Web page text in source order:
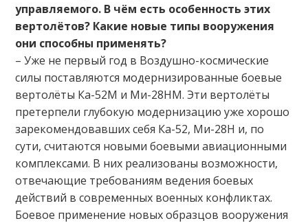
управляемого. В чём есть особенность этих
вертолётов? Какие новые типы вооружения
они способны применять?
– Уже не первый год в Воздушно-космические
силы поставляются модернизированные боевые
вертолёты Ка-52М и Ми-28НМ. Эти вертолёты
претерпели глубокую модернизацию уже хорошо
зарекомендовавших себя Ка-52, Ми-28Н и, по
сути, считаются новыми боевыми авиационными
комплексами. В них реализованы возможности,
отвечающие требованиям ведения боевых
действий в современных военных конфликтах.
Боевое применение новых образцов вооружения